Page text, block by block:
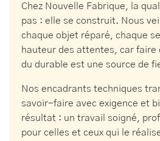
Chez Nouvelle Fabrique, la
pas : elle se construit. Nous
chaque objet réparé, chaque
hauteur des attentes, car faire
du durable est une source de
Nos encadrants techniques
savoir-faire avec exigence et
résultat : un travail soigné,
pour celles et ceux qui le